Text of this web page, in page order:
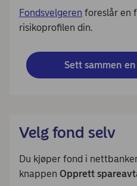
Fondsvelgeren foreslår en
risikoprofilen din.
Sett sammen
Velg fond selv
Du kjøper fond i
knappen Opprett